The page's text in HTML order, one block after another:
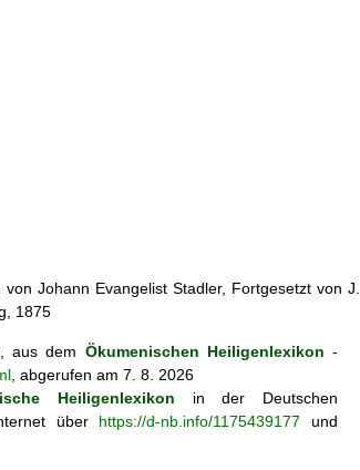
Johann Evangelist Stadler, Fortgesetzt von J.
1875
aus dem Ökumenischen Heiligenlexikon -
, abgerufen am 7. 8. 2026
Heiligenlexikon in der Deutschen
über https://d-nb.info/1175439177 und